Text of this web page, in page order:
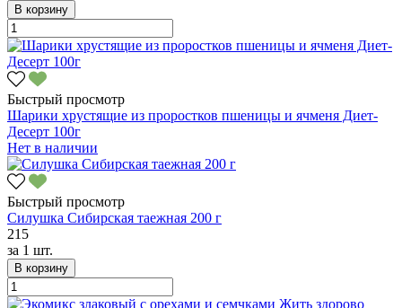
В корзину
Быстрый просмотр
Шарики хрустящие из проростков пшеницы и ячменя Диет-
Десерт 100г
Нет в наличии
Быстрый просмотр
Силушка Сибирская таежная 200 г
215
за 1 шт.
В корзину